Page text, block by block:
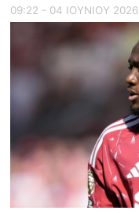
09:22 - 04 ΙΟΥΝΙΟΥ 2026